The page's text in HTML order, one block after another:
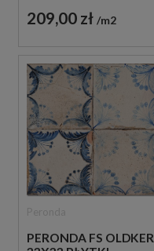
209,00 zł m2
PERONDA FS OLDKER